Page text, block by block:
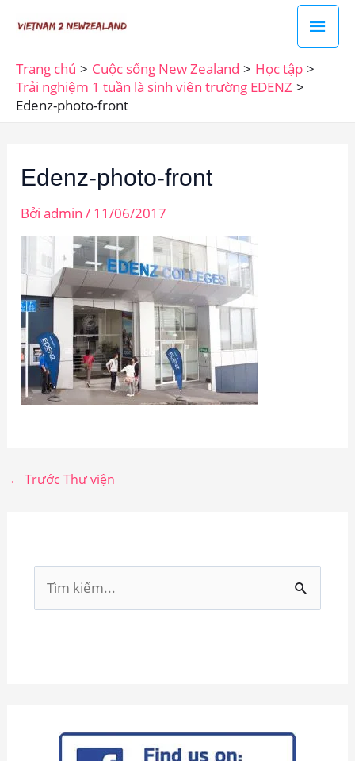
dung
Trang chủ Cuộc sống New Zealand
Học tập
Trải nghiệm 1 tuần là sinh viên trường EDENZ
Edenz-photo-front
Edenz-photo-front
Bởiadmin/ 11/06/2017
← Trước Thư viện
ì